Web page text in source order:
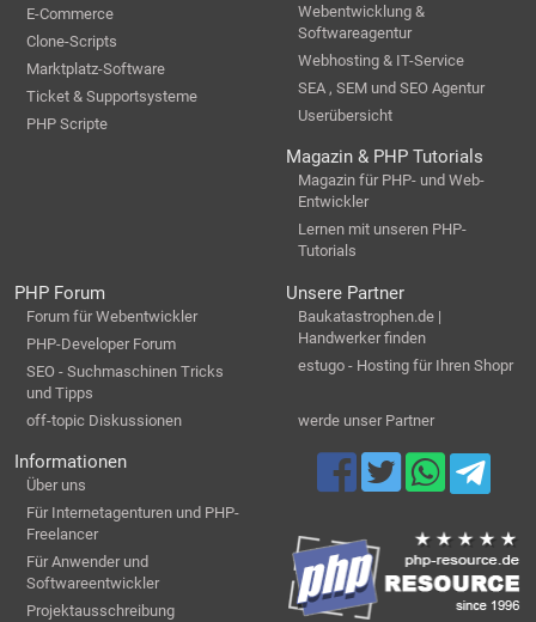
E-Commerce
Clone-Scripts
Marktplatz-Software
Ticket & Supportsysteme
PHP Scripte
Webentwicklung &
Softwareagentur
Webhosting & IT-Service
SEA , SEM und SEO Agentur
Userübersicht
Magazin & PHP Tutorials
Magazin für PHP- und Web-
Entwickler
Lernen mit unseren PHP-
Tutorials
PHP Forum
Forum für Webentwickler
PHP-Developer Forum
SEO - Suchmaschinen Tricks
und Tipps
off-topic Diskussionen
Unsere Partner
Baukatastrophen.de |
Handwerker finden
estugo - Hosting für Ihren Shopr
werde unser Partner
Informationen
Über uns
Für Internetagenturen und PHP-
Freelancer
Für Anwender und
Softwareentwickler
Projektausschreibung